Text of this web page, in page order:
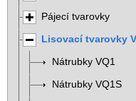
Pájecí tvarovky
Lisovací tvarovky
Nátrubky VQ1
Nátrubky VQ1S